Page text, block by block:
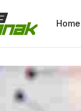
Home